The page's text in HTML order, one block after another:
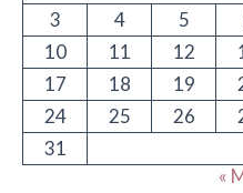
3
4 5
10
11 12
17
18 19
24
25 26
31
«